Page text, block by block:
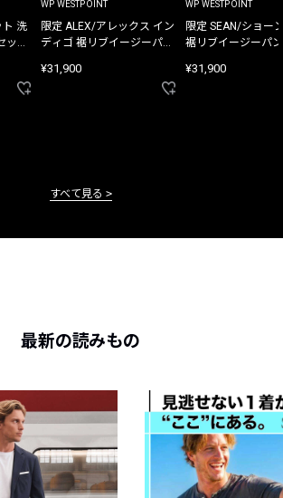
ト 洗
ト
WP WESTPOINT
限定 ALEX/アレックス イン
ディゴ 裾リブイージーパン
¥31,900
WP WESTPOINT
限定 SEAN/ショー
裾リブイージーパ
¥31,900
すべて見る
最新の読みもの